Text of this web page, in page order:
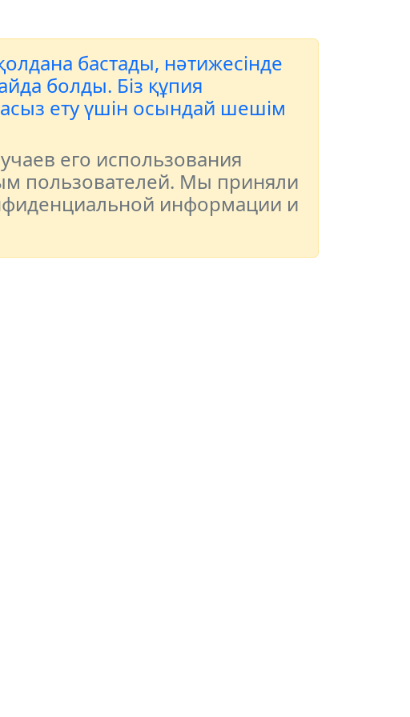
бастады, нәтижесінде
болды. Біз құпия
ету үшін осындай шешім
его использования
пользователей. Мы приняли
информации и